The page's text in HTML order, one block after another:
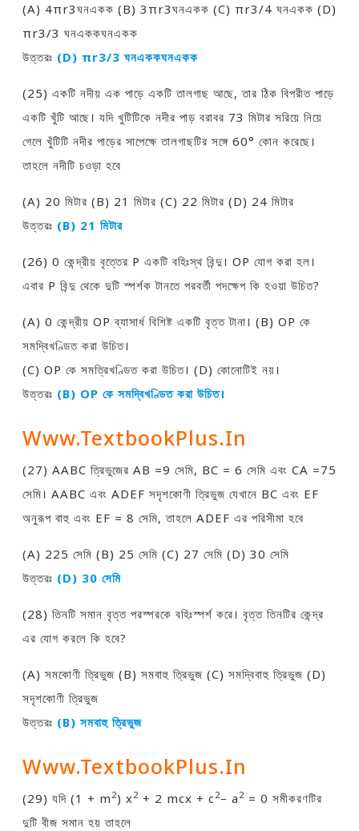
(A) 4πr3ঘনএকক (B) 3πr3ঘনএকক (C) πr3/4 ঘনএকক (D)
πr3/3 ঘনএককঘনএকক
উত্তরঃ (D) πr3/3 ঘনএককঘনএকক
(25) একটি নদীয় এক পাড়ে একটি তালগাছ আছে, তার ঠিক বিপরীত পাড়ে
একটি খুঁটি আছে। যদি খুটিটিকে নদীর পাড় বরাবর 73 মিটার সরিয়ে নিয়ে
গেলে খুঁটিটি নদীর পাড়ের সাপেক্ষে তালগাছটির সঙ্গে 60° কোন করেছে।
তাহলে নদীটি চওড়া হবে
(A) 20 মিটার (B) 21 মিটার (C) 22 মিটার (D) 24 মিটার
উত্তরঃ (B) 21 মিটার
(26) 0 কেন্দ্রীয় বৃত্তের P একটি বহিঃস্থ বিন্দু। OP যােগ করা হল।
এবার P বিন্দু থেকে দুটি স্পর্শক টানতে পরবর্তী পদক্ষেপ কি হওয়া উচিত?
(A) 0 কেন্দ্রীয় OP ব্যাসার্ধ বিশিষ্ট একটি বৃত্ত টানা। (B) OP কে
সমদ্বিখণ্ডিত করা উচিত।
(C) OP কে সমত্রিখণ্ডিত করা উচিত। (D) কোনােটিই নয়।
উত্তরঃ (B) OP কে সমদ্বিখণ্ডিত করা উচিত।
Www.TextbookPlus.in
(27) AABC ত্রিভুজের AB =9 সেমি, BC = 6 সেমি এবং CA =75
সেমি। AABC এবং ADEF সদৃশকোণী ত্রিভুজ যেখানে BC এবং EF
অনুরূপ বাহু এবং EF = 8 সেমি, তাহলে ADEF এর পরিসীমা হবে
(A) 225 সেমি (B) 25 সেমি (C) 27 সেমি (D) 30 সেমি
উত্তরঃ (D) 30 সেমি
(28) তিনটি সমান বৃত্ত পরস্পরকে বহিঃস্পর্শ করে। বৃত্ত তিনটির কেন্দ্র
এর যােগ করলে কি হবে?
(A) সমকোণী ত্রিভুজ (B) সমবাহু ত্রিভুজ (C) সমদ্বিবাহু ত্রিভুজ (D)
সদৃশকোণী ত্রিভুজ
উত্তরঃ (B) সমবাহু ত্রিভুজ
Www.TextbookPlus.in
(29) যদি (1 + m 2) x2 + 2 mcx + c2– a 2 = 0 সমীকরণটির
দুটি বীজ সমান হয় তাহলে